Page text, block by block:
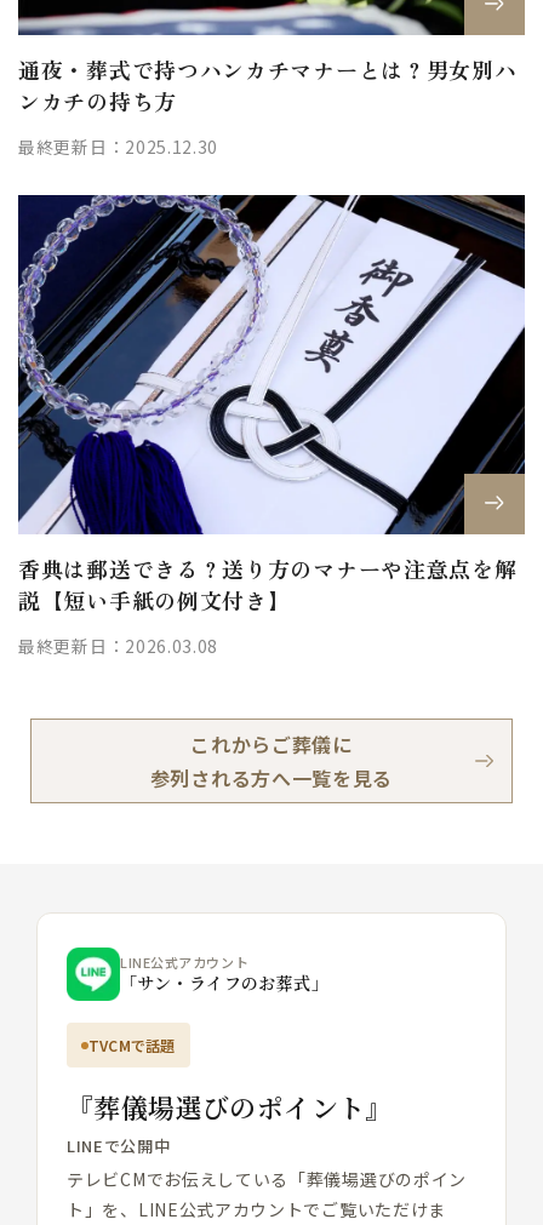
通夜・葬式で持つハンカチマナーとは？男女別ハ
ンカチの持ち方
最終更新日：2025.12.30
香典は郵送できる？送り方のマナーや注意点を解
説【短い手紙の例文付き】
最終更新日：2026.03.08
これからご葬儀に
参列される方へ一覧を見る
LINE公式アカウント
「サン・ライフのお葬式」
TVCMで話題
『葬儀場選びのポイント』
LINEで公開中
テレビCMでお伝えしている「葬儀場選びのポイン
ト」を、LINE公式アカウントでご覧いただけま